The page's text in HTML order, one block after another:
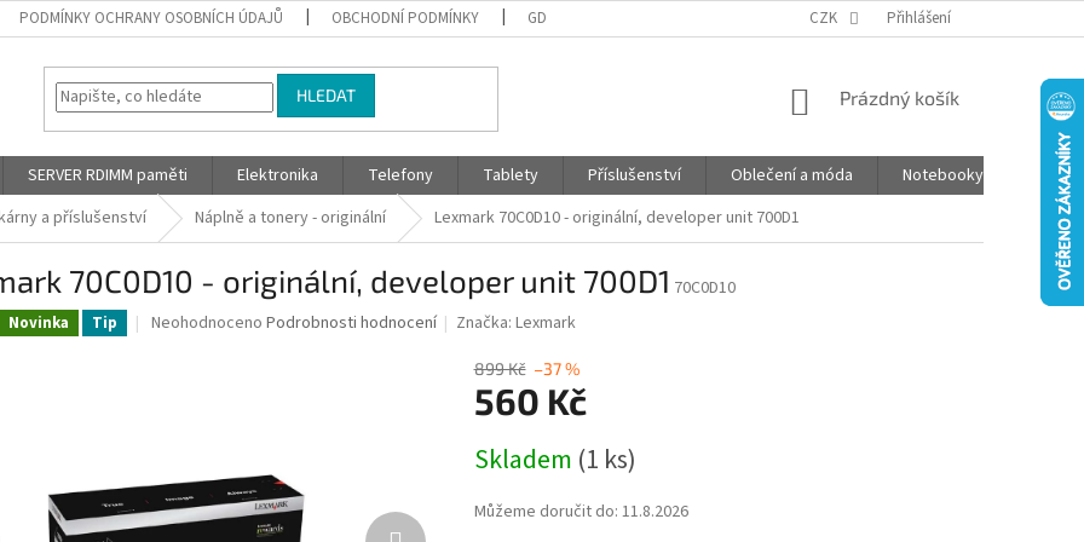
PODMÍNKY OCHRANY OSOBNÍCH ÚDAJŮ OBCHODNÍ PODMÍNKY GDPR JAK NAKUPOVAT
CZK Přihlášení
HLEDAT
NÁKUPNÍ
Prázdný košík
SERVER RDIMM paměti Elektronika Telefony Tablety Příslušenství Oblečení a móda Notebooky
Foto
a příslušenství Náplně a tonery - originální Lexmark 70C0D10 - originální, developer unit 700D1
70C0D10 - originální, developer unit 700D1 70C0D10
Novinka Tip
Průměrné
hvězdiček.
Neohodnoceno Podrobnosti hodnocení Značka:Lexmark
899 Kč –37 %
560 Kč
cena:
Skladem (1 ks)
Můžeme doručit do: 11.8.2026